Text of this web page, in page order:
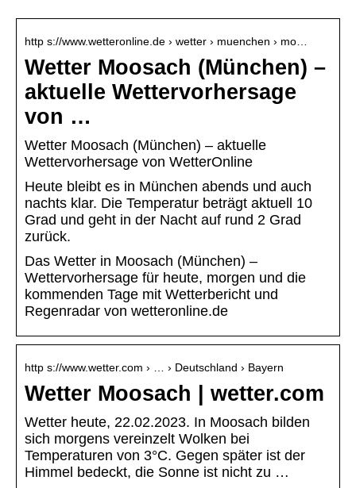
http s://www.wetteronline.de › wetter › muenchen › mo…
Wetter Moosach (München) –
aktuelle Wettervorhersage
von …
Wetter Moosach (München) – aktuelle
Wettervorhersage von WetterOnline
Heute bleibt es in München abends und auch
nachts klar. Die Temperatur beträgt aktuell 10
Grad und geht in der Nacht auf rund 2 Grad
zurück.
Das Wetter in Moosach (München) –
Wettervorhersage für heute, morgen und die
kommenden Tage mit Wetterbericht und
Regenradar von wetteronline.de
http s://www.wetter.com › … › Deutschland › Bayern
Wetter Moosach | wetter.com
Wetter heute, 22.02.2023. In Moosach bilden
sich morgens vereinzelt Wolken bei
Temperaturen von 3°C. Gegen später ist der
Himmel bedeckt, die Sonne ist nicht zu …